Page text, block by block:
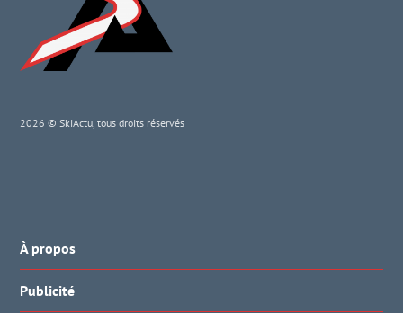
2026 © SkiActu, tous droits réservés
À propos
Publicité